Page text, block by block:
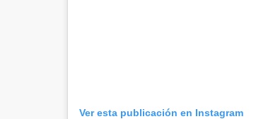
Ver esta publicación en Instagram